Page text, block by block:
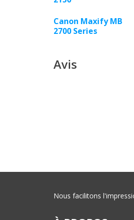
Canon Maxify MB
2700 Series
Avis
Nous facilitons